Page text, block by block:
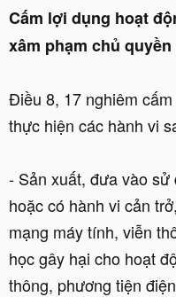
Cấm lợi dụng hoạt
xâm phạm chủ quyền
Điều 8, 17 nghiêm
thực hiện các hành vi
- Sản xuất, đưa vào
hoặc có hành vi cản
mạng máy tính, viễn
học gây hại cho hoạt
thông, phương tiện